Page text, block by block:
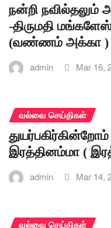
நன்றி நவில்தலும்
-திருமதி
(வண்ணம் அக்கா )
admin Mar 16,
வல்வை செய்திகள்
இரத்தினம்மா (
admin Mar 14,
வல்வை செய்திகள்